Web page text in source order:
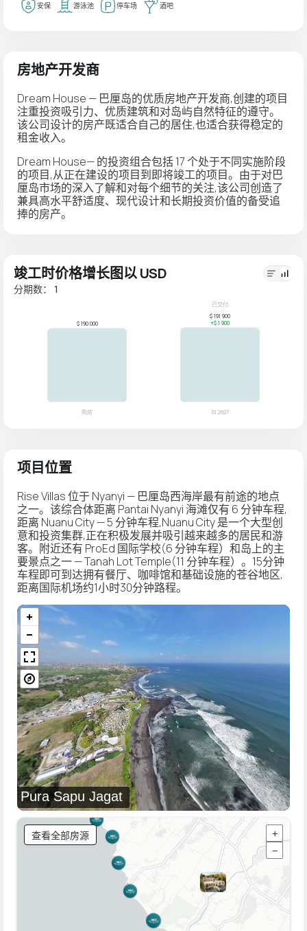
安保 游泳池 停车场 酒吧
房地产开发商
Dream House — 巴厘岛的优质房地产开发商,创建的项目
注重投资吸引力、优质建筑和对岛屿自然特征的遵守。
该公司设计的房产既适合自己的居住,也适合获得稳定的
租金收入。
Dream House— 的投资组合包括 17 个处于不同实施阶段
的项目,从正在建设的项目到即将竣工的项目。由于对巴
厘岛市场的深入了解和对每个细节的关注,该公司创造了
兼具高水平舒适度、现代设计和长期投资价值的备受追
捧的房产。
竣工时价格增长图以 USD
分期数： 1
项目位置
Rise Villas 位于 Nyanyi — 巴厘岛西海岸最有前途的地点
之一。该综合体距离 Pantai Nyanyi 海滩仅有 6 分钟车程,
距离 Nuanu City — 5 分钟车程,Nuanu City 是一个大型创
意和投资集群,正在积极发展并吸引越来越多的居民和游
客。附近还有 ProEd 国际学校(6 分钟车程）和岛上的主
要景点之一 — Tanah Lot Temple(11 分钟车程）。15分钟
车程即可到达拥有餐厅、咖啡馆和基础设施的苍谷地区,
距离国际机场约1小时30分钟路程。
Pura Sapu Jagat
查看全部房源
+
−